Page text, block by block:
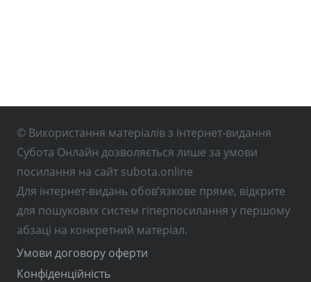
© Використання матеріалів з інтернет-видання
Субота Онлайн дозволяється лише за умови
посилання на сайт subota.online
Для інтернет-видань обов’язкове пряме, відкрите
для пошукових систем гіперпосилання у першому
абзаці на конкретний матеріал.
Умови договору оферти
Конфіденційність